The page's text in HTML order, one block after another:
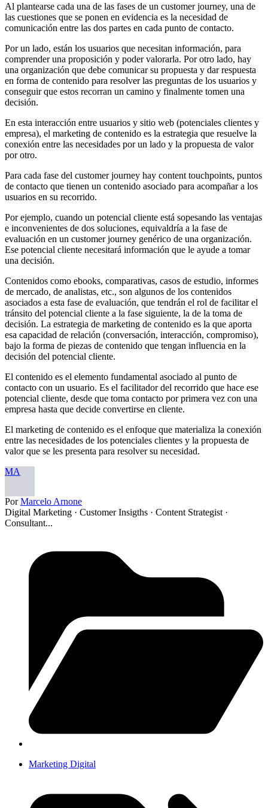
Al plantearse cada una de las fases de un customer journey, una de
las cuestiones que se ponen en evidencia es la necesidad de
comunicación entre las dos partes en cada punto de contacto.
Por un lado, están los usuarios que necesitan información, para
comprender una proposición y poder valorarla. Por otro lado, hay
una organización que debe comunicar su propuesta y dar respuesta
en forma de contenido para resolver las preguntas de los usuarios y
conseguir que estos recorran un camino y finalmente tomen una
decisión.
En esta interacción entre usuarios y sitio web (potenciales clientes y
empresa), el marketing de contenido es la estrategia que resuelve la
conexión entre las necesidades por un lado y la propuesta de valor
por otro.
Para cada fase del customer journey hay content touchpoints, puntos
de contacto que tienen un contenido asociado para acompañar a los
usuarios en su recorrido.
Por ejemplo, cuando un potencial cliente está sopesando las ventajas
e inconvenientes de dos soluciones, equivaldría a la fase de
evaluación en un customer journey genérico de una organización.
Ese potencial cliente necesitará información que le ayude a tomar
una decisión.
Contenidos como ebooks, comparativas, casos de estudio, informes
de mercado, de analistas, etc., son algunos de los contenidos
asociados a esta fase de evaluación, que tendrán el rol de facilitar el
tránsito del potencial cliente a la fase siguiente, la de la toma de
decisión. La estrategia de marketing de contenido es la que aporta
esa capacidad de relación (conversación, interacción, compromiso),
bajo la forma de piezas de contenido que tengan influencia en la
decisión del potencial cliente.
El contenido es el elemento fundamental asociado al punto de
contacto con un usuario. Es el facilitador del recorrido que hace ese
potencial cliente, desde que toma contacto por primera vez con una
empresa hasta que decide convertirse en cliente.
El marketing de contenido es el enfoque que materializa la conexión
entre las necesidades de los potenciales clientes y la propuesta de
valor que se les presenta para resolver su necesidad.
MA
PorMarcelo Arnone
Digital Marketing · Customer Insigths · Content Strategist ·
Consultant...
Marketing Digital